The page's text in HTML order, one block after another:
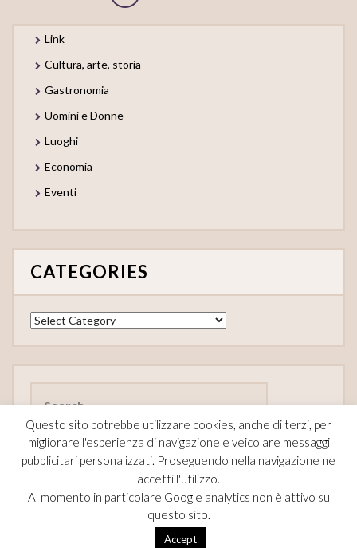
navigation
Link
Cultura, arte, storia
Gastronomia
Uomini e Donne
Luoghi
Economia
Eventi
CATEGORIES
Categories
Questo sito potrebbe utilizzare cookies, anche di terzi, per
migliorare l'esperienza di navigazione e veicolare messaggi
pubblicitari personalizzati. Proseguendo nella navigazione ne
accetti l'utilizzo.
Al momento in particolare Google analytics non è attivo su
questo sito.
Accept